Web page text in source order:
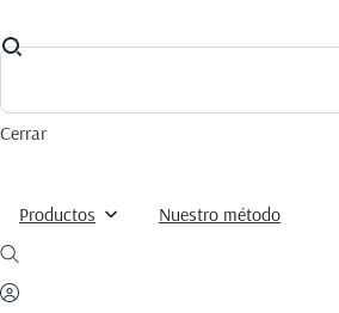
Cerrar
Productos Nuestro método